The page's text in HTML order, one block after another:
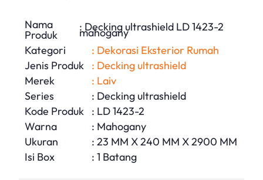
Nama
Produk
: Decking ultrashield LD 1423-2
mahogany
Kategori
: Dekorasi Eksterior Rumah
Jenis Produk
: Decking ultrashield
Merek
: Laiv
Series
: Decking ultrashield
Kode Produk
: LD 1423-2
Warna
: Mahogany
Ukuran
: 23 MM X 240 MM X 2900 MM
Isi Box
: 1 Batang